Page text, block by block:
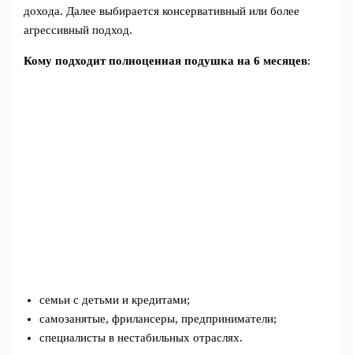
дохода. Далее выбирается консервативный или более
агрессивный подход.
Кому подходит полноценная подушка на 6 месяцев:
семьи с детьми и кредитами;
самозанятые, фрилансеры, предприниматели;
специалисты в нестабильных отраслях.